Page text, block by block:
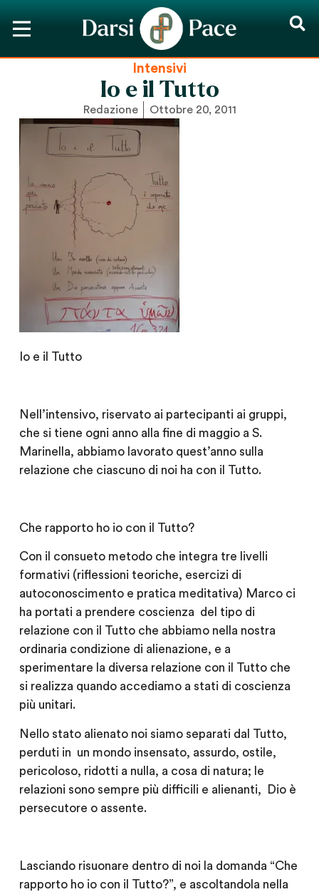
Intensivi
Io e il Tutto
Redazione Ottobre 20, 2011
Io e il Tutto
Nell’intensivo, riservato ai partecipanti ai gruppi,
che si tiene ogni anno alla fine di maggio a S.
Marinella, abbiamo lavorato quest’anno sulla
relazione che ciascuno di noi ha con il Tutto.
Che rapporto ho io con il Tutto?
Con il consueto metodo che integra tre livelli
formativi (riflessioni teoriche, esercizi di
autoconoscimento e pratica meditativa) Marco ci
ha portati a prendere coscienza del tipo di
relazione con il Tutto che abbiamo nella nostra
ordinaria condizione di alienazione, e a
sperimentare la diversa relazione con il Tutto che
si realizza quando accediamo a stati di coscienza
più unitari.
Nello stato alienato noi siamo separati dal Tutto,
perduti in un mondo insensato, assurdo, ostile,
pericoloso, ridotti a nulla, a cosa di natura; le
relazioni sono sempre più difficili e alienanti, Dio è
persecutore o assente.
Lasciando risuonare dentro di noi la domanda “Che
rapporto ho io con il Tutto?”, e ascoltandola nella